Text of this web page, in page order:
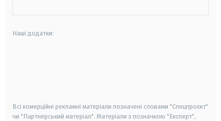
Наші додатки:
Всі комерційні рекламні матеріали позначені словами "Спецпроєкт"
чи "Партнерський матеріал". Матеріали з позначкою "Експерт",